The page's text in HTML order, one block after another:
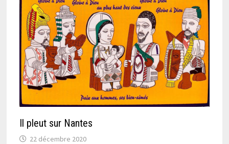
Il pleut sur Nantes
22 décembre 2020